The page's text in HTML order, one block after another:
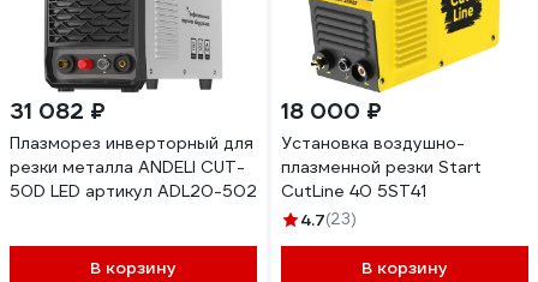
31 082 ₽
Плазморез инверторный для
резки металла ANDELI CUT-
50D LED артикул ADL20-502
В корзину
18 000 ₽
Установка воздушно-
плазменной резки Start
CutLine 40 5ST41
4.7(23)
В корзину